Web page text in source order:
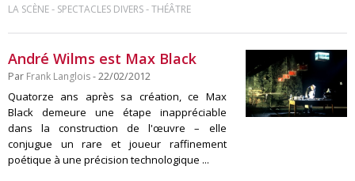
LA SCÈNE- SPECTACLES DIVERS-THÉÂTRE
André Wilms est Max Black
Par Frank Langlois- 22/02/2012
Quatorze ans après sa création, ce Max
Black demeure une étape inappréciable
dans la construction de l'œuvre – elle
conjugue un rare et joueur raffinement
poétique à une précision technologique ...